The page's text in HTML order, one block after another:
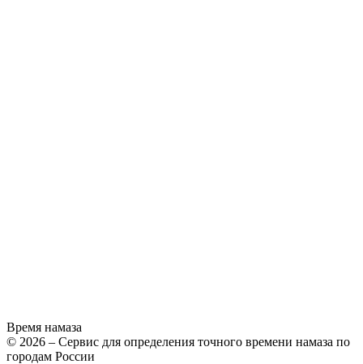
Время намаза
© 2026 – Сервис для определения точного времени намаза по
городам России